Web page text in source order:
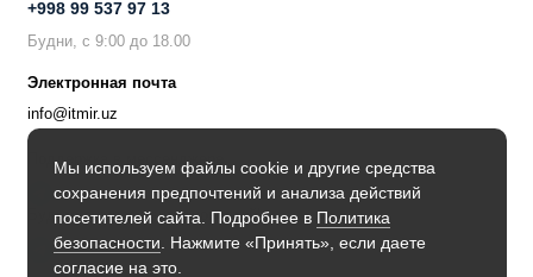
Мы используем файлы cookie и другие средства
сохранения предпочтений и анализа действий
посетителей сайта. Подробнее в Политика
безопасности . Нажмите «Принять», если даете
согласие на это.
+998 99 537 97 13
Будни, с 9:00 до 18.00
Электронная почта
info@itmir.uz
Поддержка в мессенджере
Будьте в курсе наших новостей!